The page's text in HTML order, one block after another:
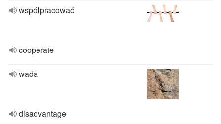
współpracować
cooperate
wada
disadvantage